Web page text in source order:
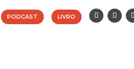
PODCAST LIVRO